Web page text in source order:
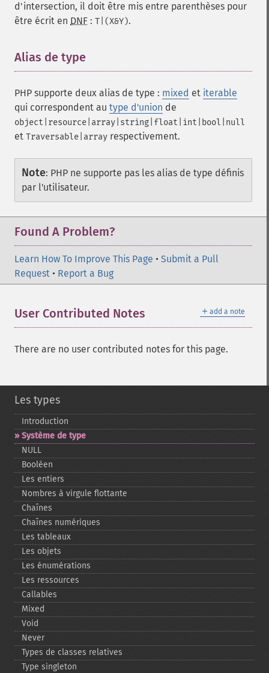
d'intersection, il doit être mis entre parenthèses pour
être écrit en DNF : T|(X&Y).
Alias de type
PHP supporte deux alias de type : mixed et iterable
qui correspondent au type d'union de
object|resource|array|string|float|int|bool|null
et Traversable|array respectivement.
Note: PHP ne supporte pas les alias de type définis
par l'utilisateur.
Found A Problem?
Learn How To Improve This Page • Submit a Pull
Request • Report a Bug
＋ add a note
User Contributed Notes
There are no user contributed notes for this page.
Les types
Introduction
Système de type
NULL
Booléen
Les entiers
Nombres à virgule flottante
Chaînes
Chaînes numériques
Les tableaux
Les objets
Les énumérations
Les ressources
Callables
Mixed
Void
Never
Types de classes relatives
Type singleton